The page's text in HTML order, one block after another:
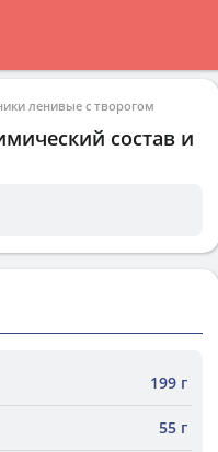
ленивые с творогом
состав и
199 г
55 г